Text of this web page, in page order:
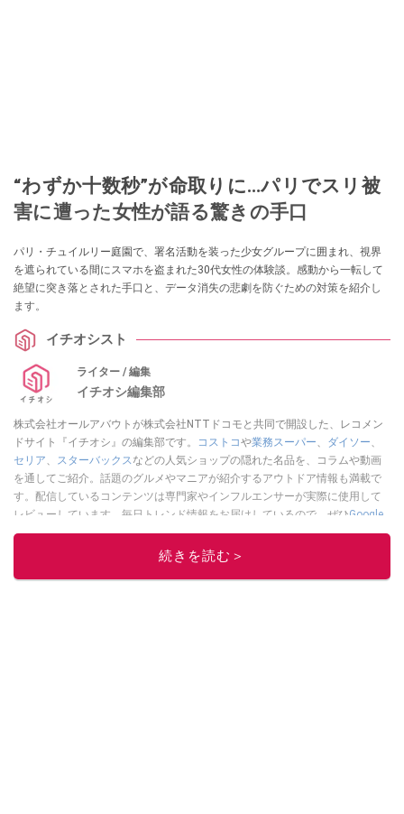
“わずか十数秒”が命取りに…パリでスリ被
害に遭った女性が語る驚きの手口
パリ・チュイルリー庭園で、署名活動を装った少女グループに囲まれ、視界
を遮られている間にスマホを盗まれた30代女性の体験談。感動から一転して
絶望に突き落とされた手口と、データ消失の悲劇を防ぐための対策を紹介し
ます。
イチオシスト
ライター / 編集
イチオシ編集部
株式会社オールアバウトが株式会社NTTドコモと共同で開設した、レコメン
ドサイト『イチオシ』の編集部です。
コストコや業務スーパー ダイソー
セリア
スターバックス などの人気ショップの隠れた名品を、コラムや動画
を通してご紹介。話題のグルメやマニアが紹介するアウトドア情報も満載で
す。配信しているコンテンツは専門家やインフルエンサーが実際に使用して
レビューしています。毎日トレンド情報をお届けしているので、ぜひGoogle
ニュースでフォローしてください！
このイチオシストの他の記事を読む
続きを読む＞